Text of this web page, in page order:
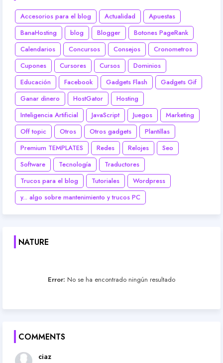
Accesorios para el blog Actualidad
Apuestas
BanaHosting
blog Blogger
Botones PageRank
Calendarios
Concursos Consejos
Cronometros
Cupones
Cursores Cursos
Dominios
Educación
Facebook Gadgets Flash
Gadgets Gif
Ganar dinero
HostGator
Hosting
Inteligencia Artificial
JavaScript Juegos
Marketing
Off topic
Otros Otros gadgets
Plantillas
Premium TEMPLATES
Redes Relojes
Seo
Software
Tecnología
Traductores
Trucos para el blog
Tutoriales
Wordpress
y... algo sobre mantenimiento y trucos PC
NATURE
Error: No se ha encontrado ningún resultado
COMMENTS
ciaz